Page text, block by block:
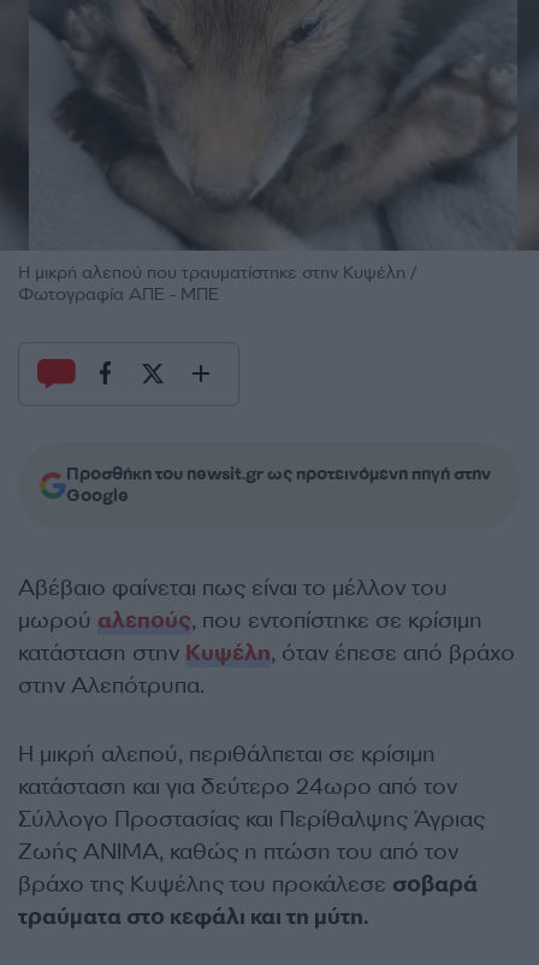
H μικρή αλεπού που τραυματίστηκε στην Κυψέλη /
Φωτογραφία ΑΠΕ - ΜΠΕ
Προσθήκη του newsit.gr ως προτεινόμενη πηγή στην
Google
Αβέβαιο φαίνεται πως είναι το μέλλον του
μωρού αλεπούς, που εντοπίστηκε σε κρίσιμη
κατάσταση στην Κυψέλη, όταν έπεσε από βράχο
στην Αλεπότρυπα.
Η μικρή αλεπού, περιθάλπεται σε κρίσιμη
κατάσταση και για δεύτερο 24ωρο από τον
Σύλλογο Προστασίας και Περίθαλψης Άγριας
Ζωής ΑΝΙΜΑ, καθώς η πτώση του από τον
βράχο της Κυψέλης του προκάλεσε σοβαρά
τραύματα στο κεφάλι και τη μύτη.